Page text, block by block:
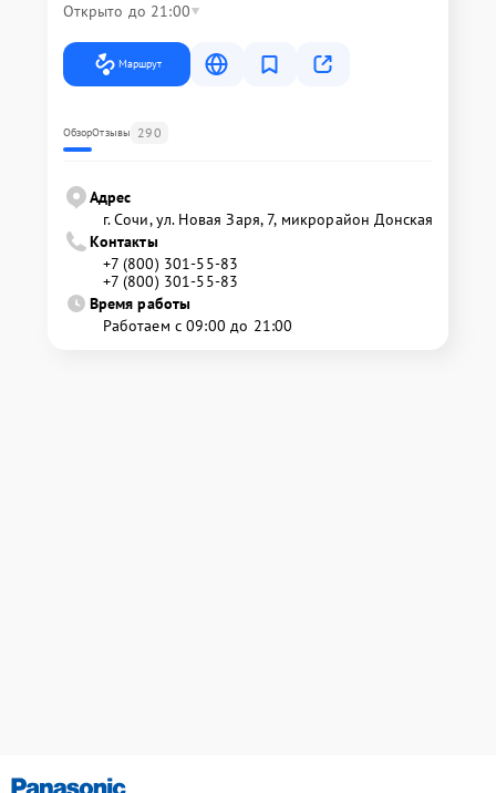
Открыто до 21:00
Маршрут
ОбзорОтзывы 290
Адрес
г. Сочи, ул. Новая Заря, 7, микрорайон Донская
Контакты
+7 (800) 301-55-83
+7 (800) 301-55-83
Время работы
Работаем с 09:00 до 21:00